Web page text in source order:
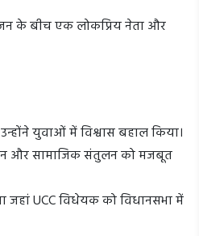
के बीच एक लोकप्रिय नेता और
युवाओं में विश्वास बहाल किया।
और सामाजिक संतुलन को मजबूत
जहां UCC विधेयक को विधानसभा में